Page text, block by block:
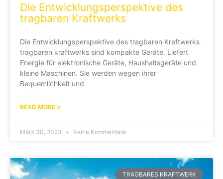
Die Entwicklungsperspektive des
tragbaren Kraftwerks
Die Entwicklungsperspektive des tragbaren Kraftwerks
tragbaren kraftwerks sind kompakte Geräte. Liefert
Energie für elektronische Geräte, Haushaltsgeräte und
kleine Maschinen. Sie werden wegen ihrer
Bequemlichkeit und
READ MORE »
März 30, 2023 Keine Kommentare
TRAGBARES KRAFTWERK